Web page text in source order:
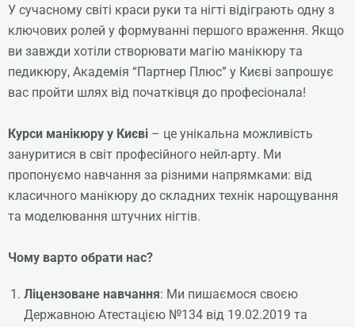
Педикюрник-подолог
(Професійна Кваліфікація:
Педикюрник та Педикюрник
першого класу)
Online | Offline
₴11008
Детальніше
У сучасному світі краси руки та нігті відіграють одну з
ключових ролей у формуванні першого враження. Якщо
ви завжди хотіли створювати магію манікюру та
педикюру, Академія “Партнер Плюс” у Києві запрошує
вас пройти шлях від початківця до професіонала!
Курси манікюру у Києві – це унікальна можливість
зануритися в світ професійного нейл-арту. Ми
пропонуємо навчання за різними напрямками: від
класичного манікюру до складних технік нарощування
та моделювання штучних нігтів.
Чому варто обрати нас?
Ліцензоване навчання: Ми пишаємося своєю
Державною Атестацією №134 від 19.02.2019 та